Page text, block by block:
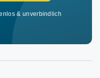
& unverbindlich